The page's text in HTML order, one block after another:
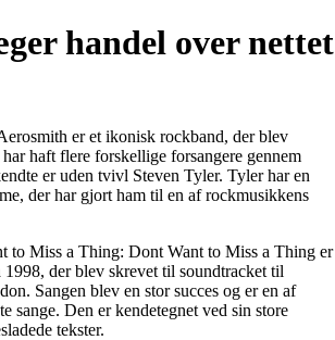
handel over nettet
er et ikonisk rockband, der blev
haft flere forskellige forsangere gennem
er uden tvivl Steven Tyler. Tyler har en
der har gjort ham til en af rockmusikkens
to Miss a Thing: Dont Want to Miss a Thing er
der blev skrevet til soundtracket til
Sangen blev en stor succes og er en af
sange. Den er kendetegnet ved sin store
tekster.